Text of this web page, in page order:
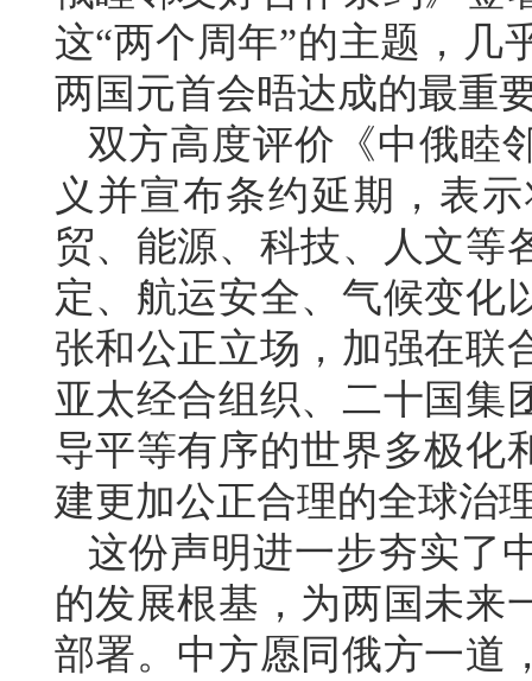
这“两个周年”的主题，几
两国元首会晤达成的最重
双方高度评价《中俄睦
义并宣布条约延期，表
贸、能源、科技、人文等
定、航运安全、气候变化
张和公正立场，加强在联
亚太经合组织、二十国集
导平等有序的世界多极化
建更加公正合理的全球治
这份声明进一步夯实了
的发展根基，为两国未来
部署。中方愿同俄方一道